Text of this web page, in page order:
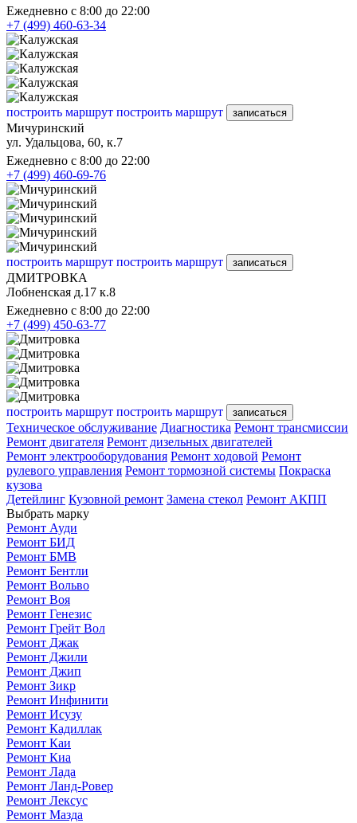
Ежедневно с 8:00 до 22:00
+7 (499) 460-63-34
построить маршрут построить маршрут записаться
Мичуринский
ул. Удальцова, 60, к.7
Ежедневно с 8:00 до 22:00
+7 (499) 460-69-76
построить маршрут построить маршрут записаться
ДМИТРОВКА
Лобненская д.17 к.8
Ежедневно с 8:00 до 22:00
+7 (499) 450-63-77
построить маршрут построить маршрут записаться
Техническое обслуживание Диагностика Ремонт трансмиссии
Ремонт двигателя Ремонт дизельных двигателей
Ремонт электрооборудования Ремонт ходовой Ремонт
рулевого управления Ремонт тормозной системы Покраска
кузова
Детейлинг Кузовной ремонт Замена стекол Ремонт АКПП
Выбрать марку
Ремонт Ауди
Ремонт БИД
Ремонт БМВ
Ремонт Бентли
Ремонт Вольво
Ремонт Воя
Ремонт Генезис
Ремонт Грейт Вол
Ремонт Джак
Ремонт Джили
Ремонт Джип
Ремонт Зикр
Ремонт Инфинити
Ремонт Исузу
Ремонт Кадиллак
Ремонт Каи
Ремонт Киа
Ремонт Лада
Ремонт Ланд-Ровер
Ремонт Лексус
Ремонт Мазда